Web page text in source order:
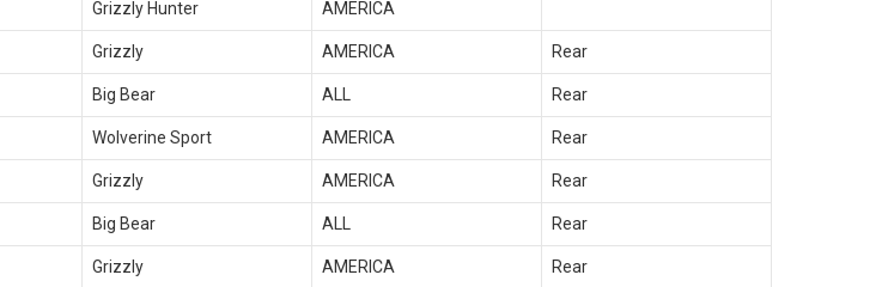
Grizzly Hunter AMERICA
Grizzly AMERICA Rear
Big Bear ALL Rear
Wolverine Sport AMERICA Rear
Grizzly AMERICA Rear
Big Bear ALL Rear
Grizzly AMERICA Rear